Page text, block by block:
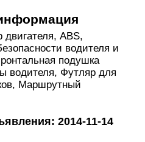
ABS,
водителя и
подушка
водителя, Футляр для
Маршрутный
2014-11-14